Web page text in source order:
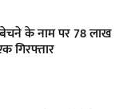
के नाम पर 78 लाख
गिरफ्तार